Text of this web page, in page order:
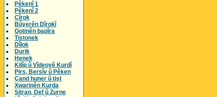
Pêkenî 1
Pêkenî 2
Cîrok
Bûyerên Dîrokî
Gotinên bapîra
Tistonek
Dîlok
Durik
Henek
Kilîp û Vîdeoyê Kurdî
Pirs, Bersîv û Pêken
Çand huner û tişt
Xwarinên Kurda
Sitran, Def û Zurne